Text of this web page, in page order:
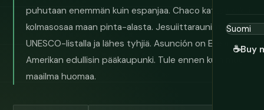
☕Buy
puhutaan enemmän kuin espanjaa. Chaco kattaa kaksi
kolmasosaa maan pinta-alasta. Jesuiittarauniot ovat
UNESCO-listalla ja lähes tyhjiä. Asunción on Etelä-
Amerikan edullisin pääkaupunki. Tule ennen kuin muu
maailma huomaa.